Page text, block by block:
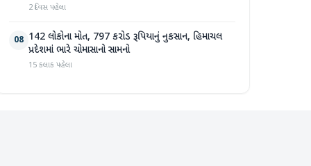
2 દિવસ પહેલા
08 142 લોકોના મોત, 797 કરોડ રૂપિયાનું નુકસાન, હિમાચલ
પ્રદેશમાં ભારે ચોમાસાનો સામનો
15 કલાક પહેલા